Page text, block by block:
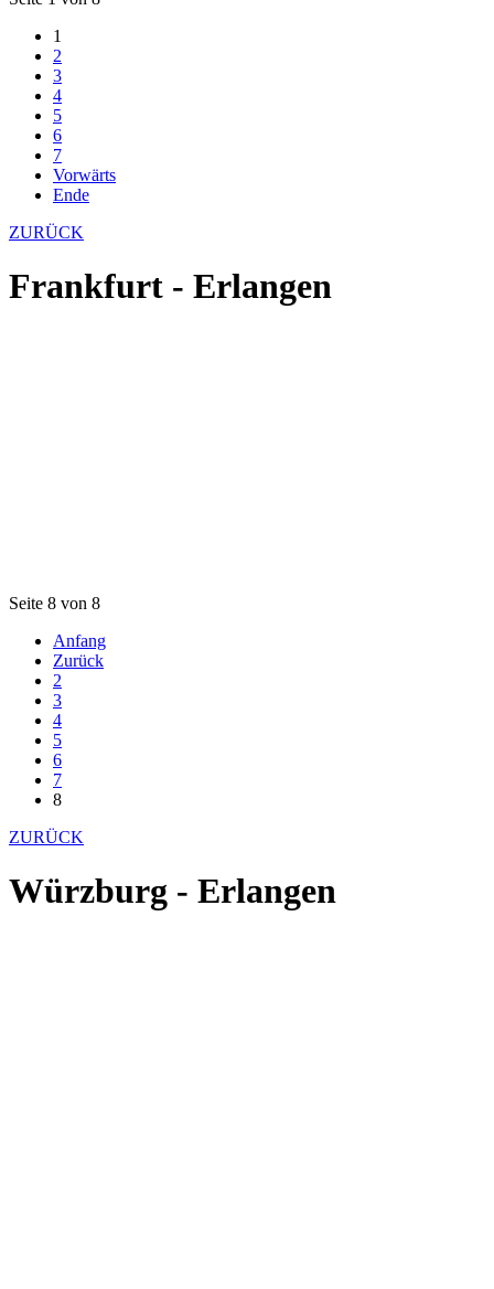
1
2
3
4
5
6
7
Vorwärts
Ende
ZURÜCK
Frankfurt - Erlangen
Seite 8 von 8
Anfang
Zurück
2
3
4
5
6
7
8
ZURÜCK
Würzburg - Erlangen